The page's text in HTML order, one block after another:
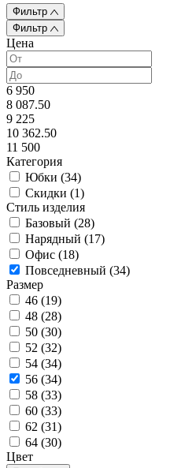
Фильтр
Фильтр
Цена
6 950
8 087.50
9 225
10 362.50
11 500
Категория
Юбки (34)
Скидки (1)
Стиль изделия
Базовый (28)
Нарядный (17)
Офис (18)
Повседневный (34)
Размер
46 (19)
48 (28)
50 (30)
52 (32)
54 (34)
56 (34)
58 (33)
60 (33)
62 (31)
64 (30)
Цвет